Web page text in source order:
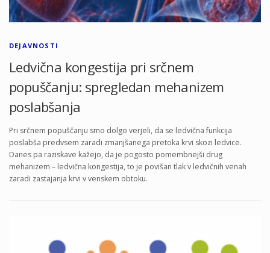
DEJAVNOSTI
Ledvična kongestija pri srčnem
popuščanju: spregledan mehanizem
poslabšanja
Pri srčnem popuščanju smo dolgo verjeli, da se ledvična funkcija
poslabša predvsem zaradi zmanjšanega pretoka krvi skozi ledvice.
Danes pa raziskave kažejo, da je pogosto pomembnejši drug
mehanizem – ledvična kongestija, to je povišan tlak v ledvičnih venah
zaradi zastajanja krvi v venskem obtoku.